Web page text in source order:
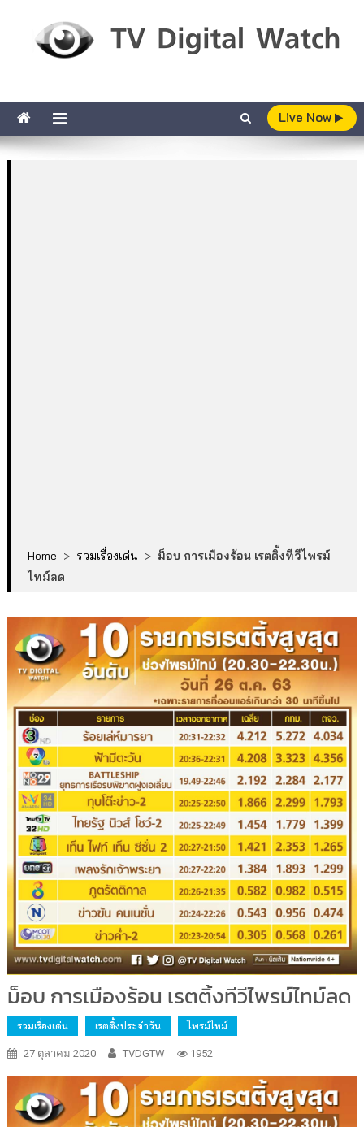
Live Now
Home > รวมเรื่องเด่น > ม็อบ การเมืองร้อน เรตติ้งทีวีไพรม์
ไทม์ลด
ม็อบ การเมืองร้อน เรตติ้งทีวีไพรม์ไทม์ลด
รวมเรื่องเด่น เรตติ้งประจำวัน ไพรม์ไทม์
27 ตุลาคม 2020 TVDGTW 1952